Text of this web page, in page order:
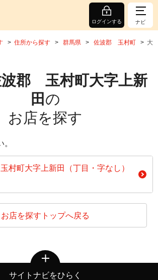
ログインする ナビ
住所から探す 群馬県 佐波郡 玉村町
大
波郡 玉村町大字上新
田 の
お店を探す
村町大字上新田（丁目・字なし）
お店を探すトップへ戻る
サイトナビをひらく